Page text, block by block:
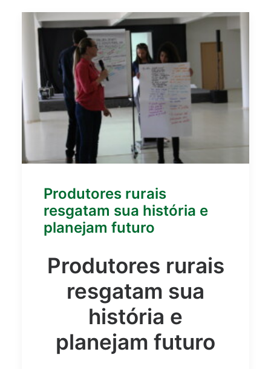
Produtores rurais
resgatam sua história e
planejam futuro
Produtores rurais
resgatam sua
história e
planejam futuro